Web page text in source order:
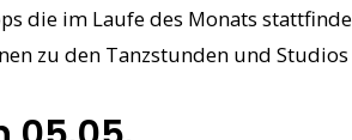
die im Laufe des Monats
zu den Tanzstunden und